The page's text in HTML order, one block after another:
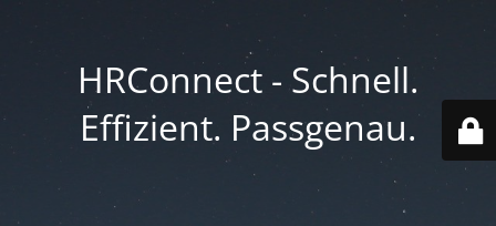
HRConnect - Schnell.
Effizient. Passgenau.